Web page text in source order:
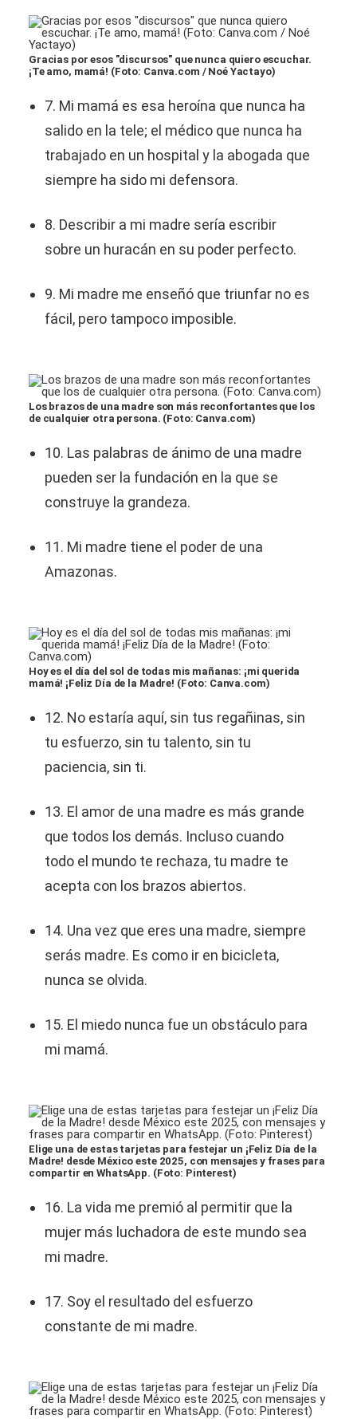
Gracias por esos "discursos" que nunca quiero escuchar.
¡Te amo, mamá! (Foto: Canva.com / Noé Yactayo)
7. Mi mamá es esa heroína que nunca ha
salido en la tele; el médico que nunca ha
trabajado en un hospital y la abogada que
siempre ha sido mi defensora.
8. Describir a mi madre sería escribir
sobre un huracán en su poder perfecto.
9. Mi madre me enseñó que triunfar no es
fácil, pero tampoco imposible.
Los brazos de una madre son más reconfortantes que los
de cualquier otra persona. (Foto: Canva.com)
10. Las palabras de ánimo de una madre
pueden ser la fundación en la que se
construye la grandeza.
11. Mi madre tiene el poder de una
Amazonas.
Hoy es el día del sol de todas mis mañanas: ¡mi querida
mamá! ¡Feliz Día de la Madre! (Foto: Canva.com)
12. No estaría aquí, sin tus regañinas, sin
tu esfuerzo, sin tu talento, sin tu
paciencia, sin ti.
13. El amor de una madre es más grande
que todos los demás. Incluso cuando
todo el mundo te rechaza, tu madre te
acepta con los brazos abiertos.
14. Una vez que eres una madre, siempre
serás madre. Es como ir en bicicleta,
nunca se olvida.
15. El miedo nunca fue un obstáculo para
mi mamá.
Elige una de estas tarjetas para festejar un ¡Feliz Día de la
Madre! desde México este 2025, con mensajes y frases para
compartir en WhatsApp. (Foto: Pinterest)
16. La vida me premió al permitir que la
mujer más luchadora de este mundo sea
mi madre.
17. Soy el resultado del esfuerzo
constante de mi madre.